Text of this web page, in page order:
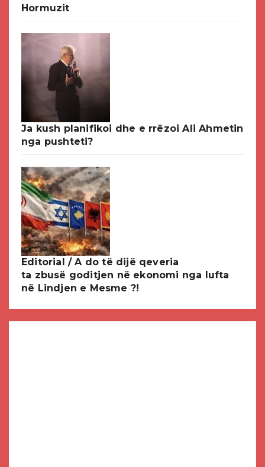
Hormuzit
Ja kush planifikoi dhe e rrëzoi Ali Ahmetin
nga pushteti?
Editorial / A do të dijë qeveria
ta zbusë goditjen në ekonomi nga lufta
në Lindjen e Mesme ?!